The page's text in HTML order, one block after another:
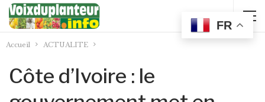
Accueil ACTUALITE
Côte d’Ivoire : le
FR